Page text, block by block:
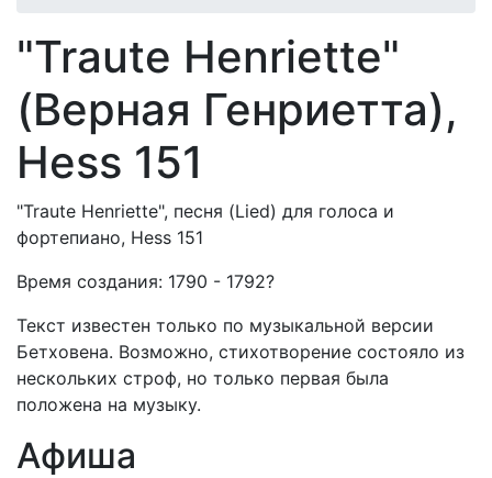
"Traute Henriette"
(Верная Генриетта),
Hess 151
"Traute Henriette", песня (Lied) для голоса и
фортепиано, Hess 151
Время создания: 1790 - 1792?
Текст известен только по музыкальной версии
Бетховена. Возможно, стихотворение состояло из
нескольких строф, но только первая была
положена на музыку.
Афиша